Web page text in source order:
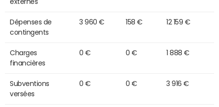
externes
Dépenses de
contingents
3 960 € 158 € 12 159 €
Charges
financières
0 € 0 € 1 888 €
Subventions
versées
0 € 0 € 3 916 €